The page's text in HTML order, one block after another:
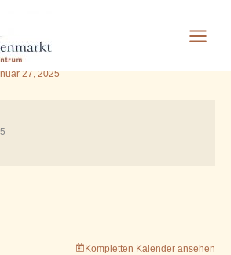
Kneippverein
27, 2025
Kompletten Kalender ansehen